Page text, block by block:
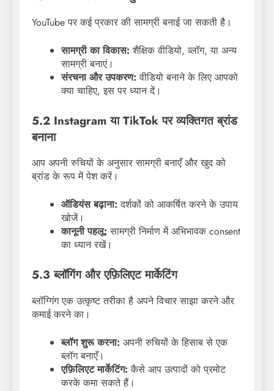
YouTube पर कई प्रकार की सामग्री बनाई जा सकती है।
सामग्री का विकास: शैक्षिक वीडियो, व्लॉग, या अन्य
सामग्री बनाएं।
संरचना और उपकरण: वीडियो बनाने के लिए आपको
क्या चाहिए, इस पर ध्यान दें।
5.2 Instagram या TikTok पर व्यक्तिगत ब्रांड
बनाना
आप अपनी रुचियों के अनुसार सामग्री बनाएँ और खुद को
ब्रांड के रूप में पेश करें।
ऑडियंस बढ़ाना: दर्शकों को आकर्षित करने के उपाय
खोजें।
कानूनी पहलू: सामग्री निर्माण में अभिभावक consent
का ध्यान रखें।
5.3 ब्लॉगिंग और एफ़िलिएट मार्केटिंग
ब्लॉग्गिंग एक उत्कृष्ट तरीका है अपने विचार साझा करने और
कमाई करने का।
ब्लॉग शुरू करना: अपनी रुचियों के हिसाब से एक
ब्लॉग बनाएँ।
एफ़िलिएट मार्केटिंग: कैसे आप उत्पादों को प्रमोट
करके कमा सकते हैं।